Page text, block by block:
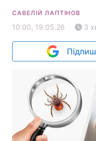
САВЕЛІЙ ЛАПТІНОВ
10:00, 19.05.26 3